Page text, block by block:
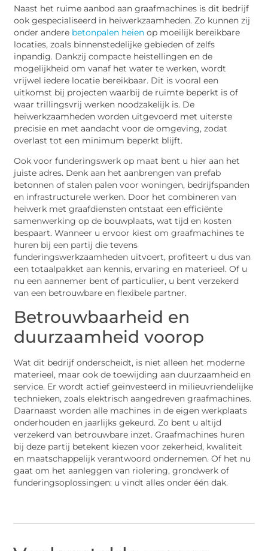
Naast het ruime aanbod aan graafmachines is dit bedrijf
ook gespecialiseerd in heiwerkzaamheden. Zo kunnen zij
onder andere betonpalen heien op moeilijk bereikbare
locaties, zoals binnenstedelijke gebieden of zelfs
inpandig. Dankzij compacte heistellingen en de
mogelijkheid om vanaf het water te werken, wordt
vrijwel iedere locatie bereikbaar. Dit is vooral een
uitkomst bij projecten waarbij de ruimte beperkt is of
waar trillingsvrij werken noodzakelijk is. De
heiwerkzaamheden worden uitgevoerd met uiterste
precisie en met aandacht voor de omgeving, zodat
overlast tot een minimum beperkt blijft.
Ook voor funderingswerk op maat bent u hier aan het
juiste adres. Denk aan het aanbrengen van prefab
betonnen of stalen palen voor woningen, bedrijfspanden
en infrastructurele werken. Door het combineren van
heiwerk met graafdiensten ontstaat een efficiënte
samenwerking op de bouwplaats, wat tijd en kosten
bespaart. Wanneer u ervoor kiest om graafmachines te
huren bij een partij die tevens
funderingswerkzaamheden uitvoert, profiteert u dus van
een totaalpakket aan kennis, ervaring en materieel. Of u
nu een aannemer bent of particulier, u bent verzekerd
van een betrouwbare en flexibele partner.
Betrouwbaarheid en
duurzaamheid voorop
Wat dit bedrijf onderscheidt, is niet alleen het moderne
materieel, maar ook de toewijding aan duurzaamheid en
service. Er wordt actief geïnvesteerd in milieuvriendelijke
technieken, zoals elektrisch aangedreven graafmachines.
Daarnaast worden alle machines in de eigen werkplaats
onderhouden en jaarlijks gekeurd. Zo bent u altijd
verzekerd van betrouwbare inzet. Graafmachines huren
bij deze partij betekent kiezen voor zekerheid, kwaliteit
en maatschappelijk verantwoord ondernemen. Of het nu
gaat om het aanleggen van riolering, grondwerk of
funderingsoplossingen: u vindt alles onder één dak.